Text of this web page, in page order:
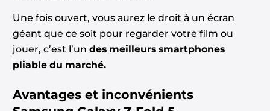
Une fois ouvert, vous aurez le droit à un écran
géant que ce soit pour regarder votre film ou
jouer, c’est l’un des meilleurs smartphones
pliable du marché.
Avantages et inconvénients